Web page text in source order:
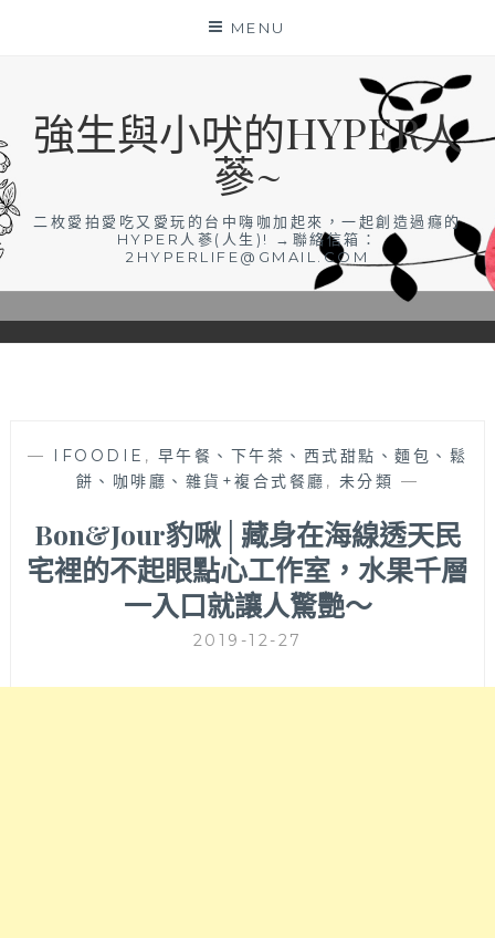
MENU
強生與小吠的HYPER人
蔘~
二枚愛拍愛吃又愛玩的台中嗨咖加起來，一起創造過癮的
HYPER人蔘(人生)! →聯絡信箱：
2HYPERLIFE@GMAIL.COM
— IFOODIE , 早午餐、下午茶、西式甜點、麵包、鬆
餅、咖啡廳、雜貨+複合式餐廳 , 未分類 —
Bon&Jour豹啾│藏身在海線透天民
宅裡的不起眼點心工作室，水果千層
一入口就讓人驚艷～
2019-12-27